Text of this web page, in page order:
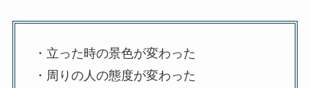
・立った時の景色が変わった
・周りの人の態度が変わった